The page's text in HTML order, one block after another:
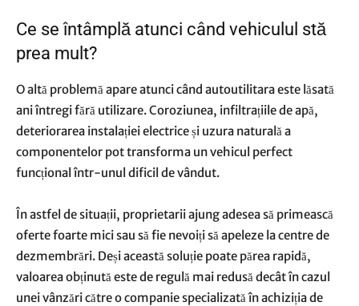
Ce se întâmplă atunci când vehiculul stă
prea mult?
O altă problemă apare atunci când autoutilitara este lăsată
ani întregi fără utilizare. Coroziunea, infiltrațiile de apă,
deteriorarea instalației electrice și uzura naturală a
componentelor pot transforma un vehicul perfect
funcțional într-unul dificil de vândut.
În astfel de situații, proprietarii ajung adesea să primească
oferte foarte mici sau să fie nevoiți să apeleze la centre de
dezmembrări. Deși această soluție poate părea rapidă,
valoarea obținută este de regulă mai redusă decât în cazul
unei vânzări către o companie specializată în achiziția de